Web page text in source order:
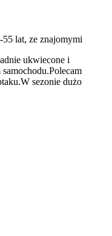
55 lat, ze znajomymi
ukwiecone i
sezonie dużo